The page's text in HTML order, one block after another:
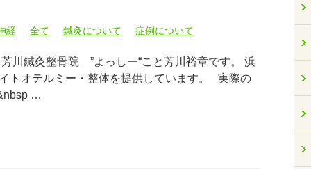
経 全て 鍼灸について 症例について
川鍼灸整骨院 ”よっしー“こと芳川裕章です。 浜
トオテルミー・整体を提供しています。 実際の
…